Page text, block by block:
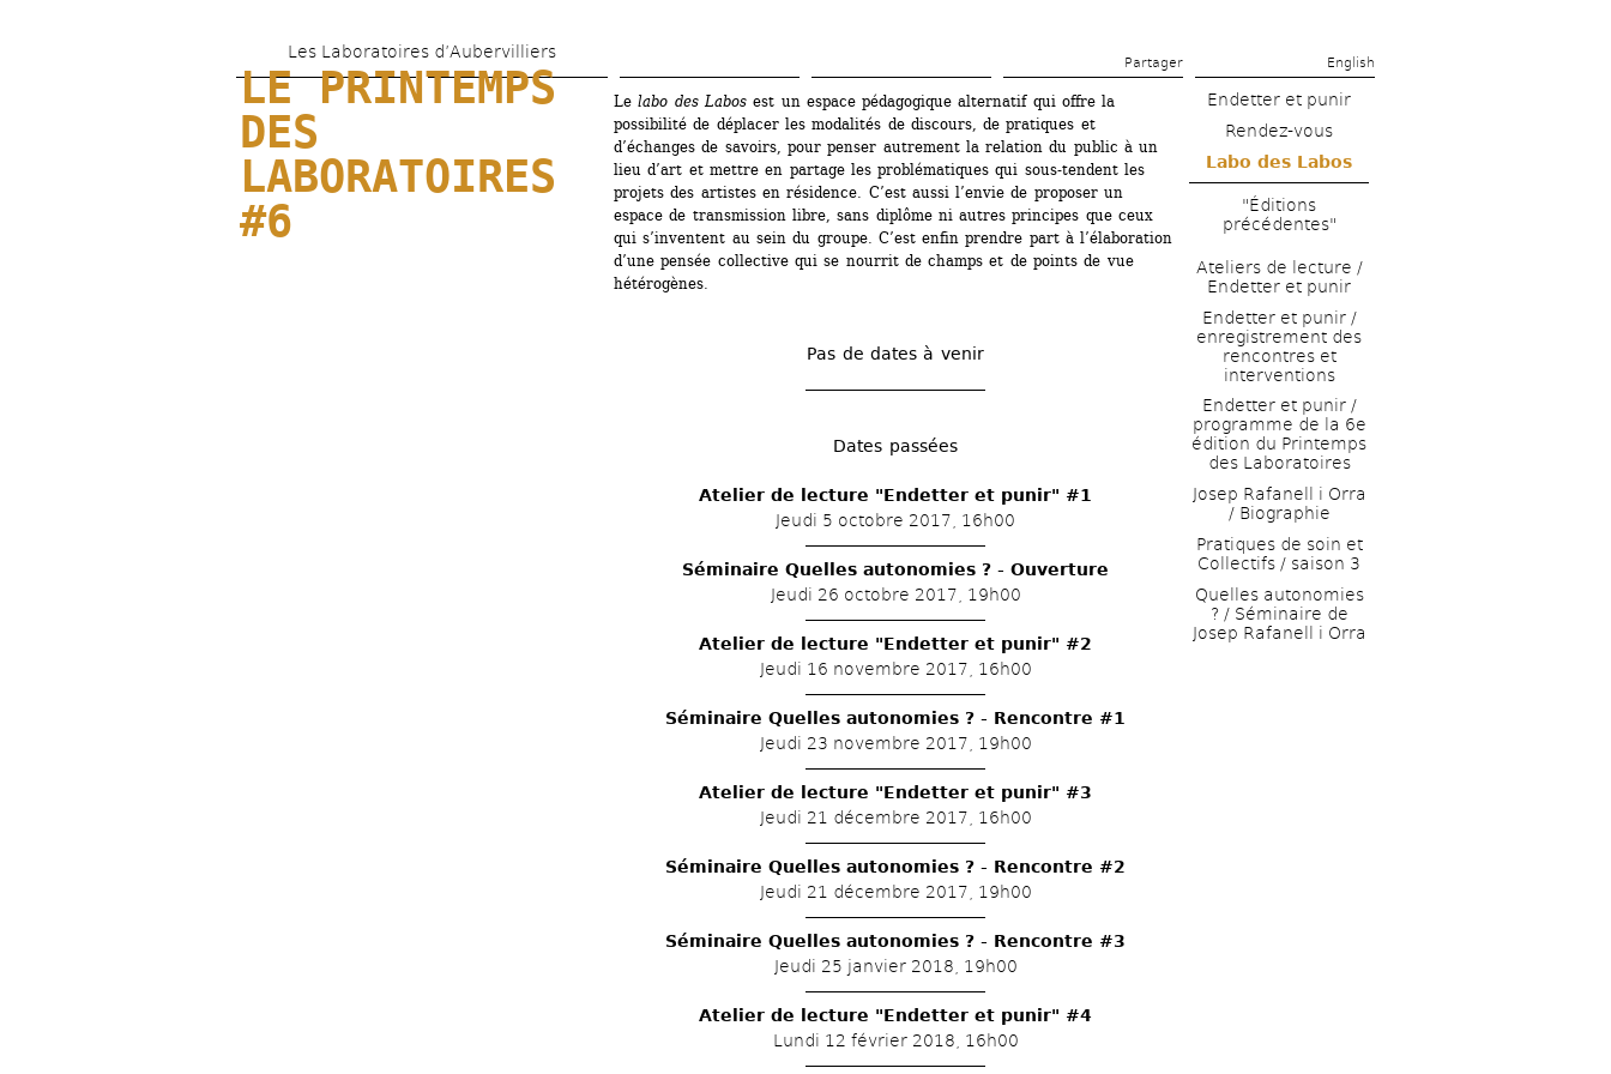
contenu
principal
Les Laboratoires d’Aubervilliers
Partager English
LE PRINTEMPS
DES
LABORATOIRES
#6
Le labo des Labosest un espace pédagogique alternatif qui offre la
possibilité de déplacer les modalités de discours, de pratiques et
d’échanges de savoirs, pour penser autrement la relation du public à un
lieu d’art et mettre en partage les problématiques qui sous-tendent les
projets des artistes en résidence. C’est aussi l’envie de proposer un
espace de transmission libre, sans diplôme ni autres principes que ceux
qui s’inventent au sein du groupe. C’est enfin prendre part à l’élaboration
d’une pensée collective qui se nourrit de champs et de points de vue
hétérogènes.
Pas de dates à venir
Dates passées
Atelier de lecture "Endetter et punir" #1
Jeudi 5 octobre 2017, 16h00
Séminaire Quelles autonomies ? - Ouverture
Jeudi 26 octobre 2017, 19h00
Atelier de lecture "Endetter et punir" #2
Jeudi 16 novembre 2017, 16h00
Séminaire Quelles autonomies ? - Rencontre #1
Jeudi 23 novembre 2017, 19h00
Atelier de lecture "Endetter et punir" #3
Jeudi 21 décembre 2017, 16h00
Séminaire Quelles autonomies ? - Rencontre #2
Jeudi 21 décembre 2017, 19h00
Séminaire Quelles autonomies ? - Rencontre #3
Jeudi 25 janvier 2018, 19h00
Atelier de lecture "Endetter et punir" #4
Lundi 12 février 2018, 16h00
Endetter et punir
Rendez-vous
Labo des Labos
"Éditions
précédentes"
Ateliers de lecture /
Endetter et punir
Endetter et punir /
enregistrement des
rencontres et
interventions
Endetter et punir /
programme de la 6e
édition du Printemps
des Laboratoires
Josep Rafanell i Orra
/ Biographie
Pratiques de soin et
Collectifs / saison 3
Quelles autonomies
? / Séminaire de
Josep Rafanell i Orra